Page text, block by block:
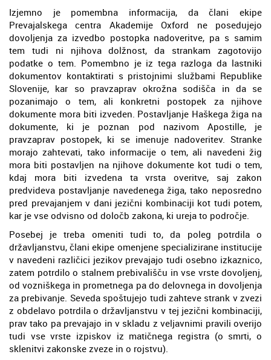
Izjemno je pomembna informacija, da člani ekipe
Prevajalskega centra Akademije Oxford ne posedujejo
dovoljenja za izvedbo postopka nadoveritve, pa s samim
tem tudi ni njihova dolžnost, da strankam zagotovijo
podatke o tem. Pomembno je iz tega razloga da lastniki
dokumentov kontaktirati s pristojnimi službami Republike
Slovenije, kar so pravzaprav okrožna sodišča in da se
pozanimajo o tem, ali konkretni postopek za njihove
dokumente mora biti izveden. Postavljanje Haškega žiga na
dokumente, ki je poznan pod nazivom Apostille, je
pravzaprav postopek, ki se imenuje nadoveritev. Stranke
morajo zahtevati, tako informacije o tem, ali navedeni žig
mora biti postavljen na njihove dokumente kot tudi o tem,
kdaj mora biti izvedena ta vrsta overitve, saj zakon
predvideva postavljanje navedenega žiga, tako neposredno
pred prevajanjem v dani jezični kombinaciji kot tudi potem,
kar je vse odvisno od določb zakona, ki ureja to področje.
Posebej je treba omeniti tudi to, da poleg potrdila o
državljanstvu, člani ekipe omenjene specializirane institucije
v navedeni različici jezikov prevajajo tudi osebno izkaznico,
zatem potrdilo o stalnem prebivališču in vse vrste dovoljenj,
od vozniškega in prometnega pa do delovnega in dovoljenja
za prebivanje. Seveda spoštujejo tudi zahteve strank v zvezi
z obdelavo potrdila o državljanstvu v tej jezični kombinaciji,
prav tako pa prevajajo in v skladu z veljavnimi pravili overijo
tudi vse vrste izpiskov iz matičnega registra (o smrti, o
sklenitvi zakonske zveze in o rojstvu).